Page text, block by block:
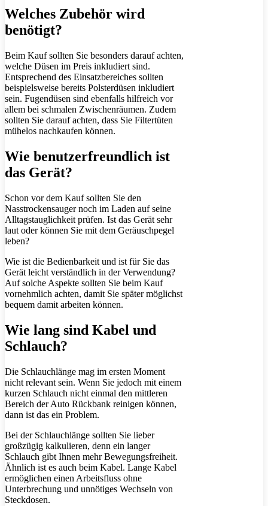
Welches Zubehör wird
benötigt?
Beim Kauf sollten Sie besonders darauf achten,
welche Düsen im Preis inkludiert sind.
Entsprechend des Einsatzbereiches sollten
beispielsweise bereits Polsterdüsen inkludiert
sein. Fugendüsen sind ebenfalls hilfreich vor
allem bei schmalen Zwischenräumen. Zudem
sollten Sie darauf achten, dass Sie Filtertüten
mühelos nachkaufen können.
Wie benutzerfreundlich ist
das Gerät?
Schon vor dem Kauf sollten Sie den
Nasstrockensauger noch im Laden auf seine
Alltagstauglichkeit prüfen. Ist das Gerät sehr
laut oder können Sie mit dem Geräuschpegel
leben?
Wie ist die Bedienbarkeit und ist für Sie das
Gerät leicht verständlich in der Verwendung?
Auf solche Aspekte sollten Sie beim Kauf
vornehmlich achten, damit Sie später möglichst
bequem damit arbeiten können.
Wie lang sind Kabel und
Schlauch?
Die Schlauchlänge mag im ersten Moment
nicht relevant sein. Wenn Sie jedoch mit einem
kurzen Schlauch nicht einmal den mittleren
Bereich der Auto Rückbank reinigen können,
dann ist das ein Problem.
Bei der Schlauchlänge sollten Sie lieber
großzügig kalkulieren, denn ein langer
Schlauch gibt Ihnen mehr Bewegungsfreiheit.
Ähnlich ist es auch beim Kabel. Lange Kabel
ermöglichen einen Arbeitsfluss ohne
Unterbrechung und unnötiges Wechseln von
Steckdosen.